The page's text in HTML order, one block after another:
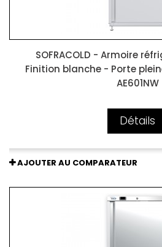
SOFRACOLD - Armoire
Finition blanche - Porte
AE601NW
Détails
AJOUTER AU COMPARATEUR